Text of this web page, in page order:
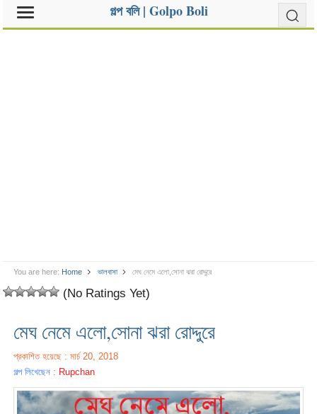
গল্প বলি | Golpo Boli
You are here: Home ভালবাসা মেঘ নেমে এলো,সোনা ঝরা রোদ্দুরে
(No Ratings Yet)
মেঘ নেমে এলো,সোনা ঝরা রোদ্দুরে
প্রকাশিত হয়েছে : মার্চ 20, 2018
গল্প লিখেছেন : Rupchan